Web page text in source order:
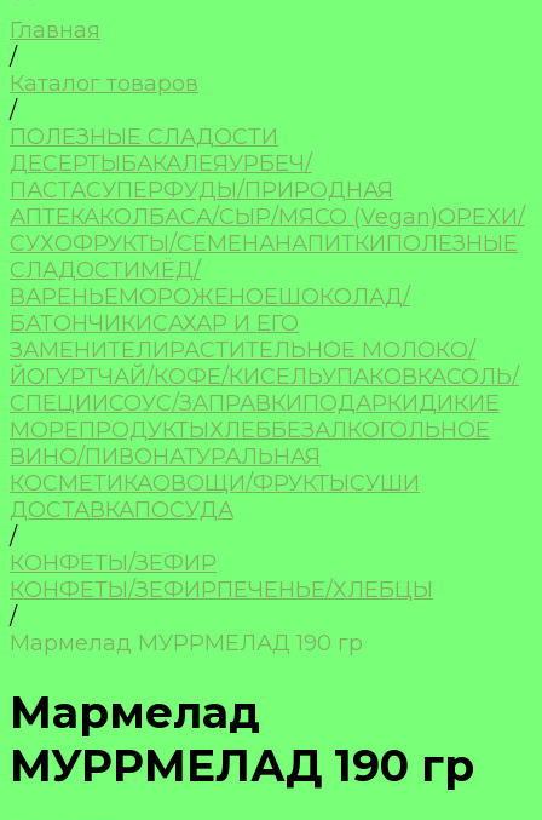
Главная
/
Каталог товаров
/
ПОЛЕЗНЫЕ СЛАДОСТИ
ДЕСЕРТЫБАКАЛЕЯУРБЕЧ/
ПАСТАСУПЕРФУДЫ/ПРИРОДНАЯ
АПТЕКАКОЛБАСА/СЫР/МЯСО (Vegan)ОРЕХИ/
СУХОФРУКТЫ/СЕМЕНАНАПИТКИПОЛЕЗНЫЕ
СЛАДОСТИМЁД/
ВАРЕНЬЕМОРОЖЕНОЕШОКОЛАД/
БАТОНЧИКИСАХАР И ЕГО
ЗАМЕНИТЕЛИРАСТИТЕЛЬНОЕ МОЛОКО/
ЙОГУРТЧАЙ/КОФЕ/КИСЕЛЬУПАКОВКАСОЛЬ/
СПЕЦИИСОУС/ЗАПРАВКИПОДАРКИДИКИЕ
МОРЕПРОДУКТЫХЛЕББЕЗАЛКОГОЛЬНОЕ
ВИНО/ПИВОНАТУРАЛЬНАЯ
КОСМЕТИКАОВОЩИ/ФРУКТЫСУШИ
ДОСТАВКАПОСУДА
/
КОНФЕТЫ/ЗЕФИР
КОНФЕТЫ/ЗЕФИРПЕЧЕНЬЕ/ХЛЕБЦЫ
/
Мармелад МУРРМЕЛАД 190 гр
Мармелад
МУРРМЕЛАД 190 гр